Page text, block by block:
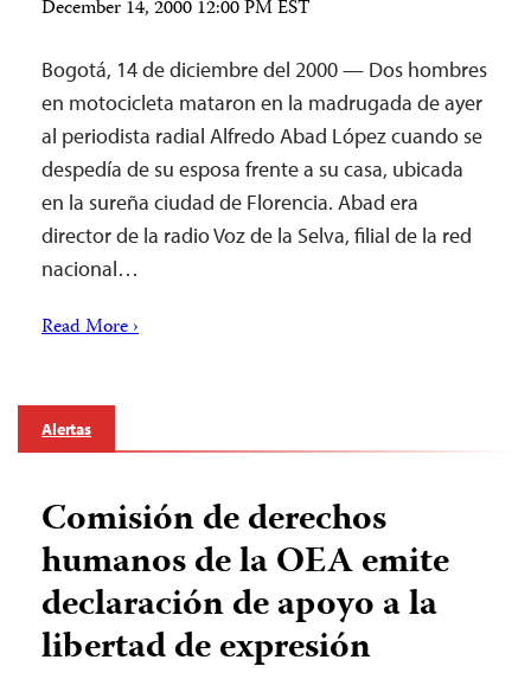
December 14, 2000 12:00 PM EST
Bogotá, 14 de diciembre del 2000 — Dos hombres
en motocicleta mataron en la madrugada de ayer
al periodista radial Alfredo Abad López cuando se
despedía de su esposa frente a su casa, ubicada
en la sureña ciudad de Florencia. Abad era
director de la radio Voz de la Selva, filial de la red
nacional…
Read More ›
Alertas
Comisión de derechos
humanos de la OEA emite
declaración de apoyo a la
libertad de expresión